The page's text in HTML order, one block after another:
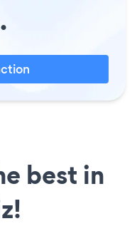
best in